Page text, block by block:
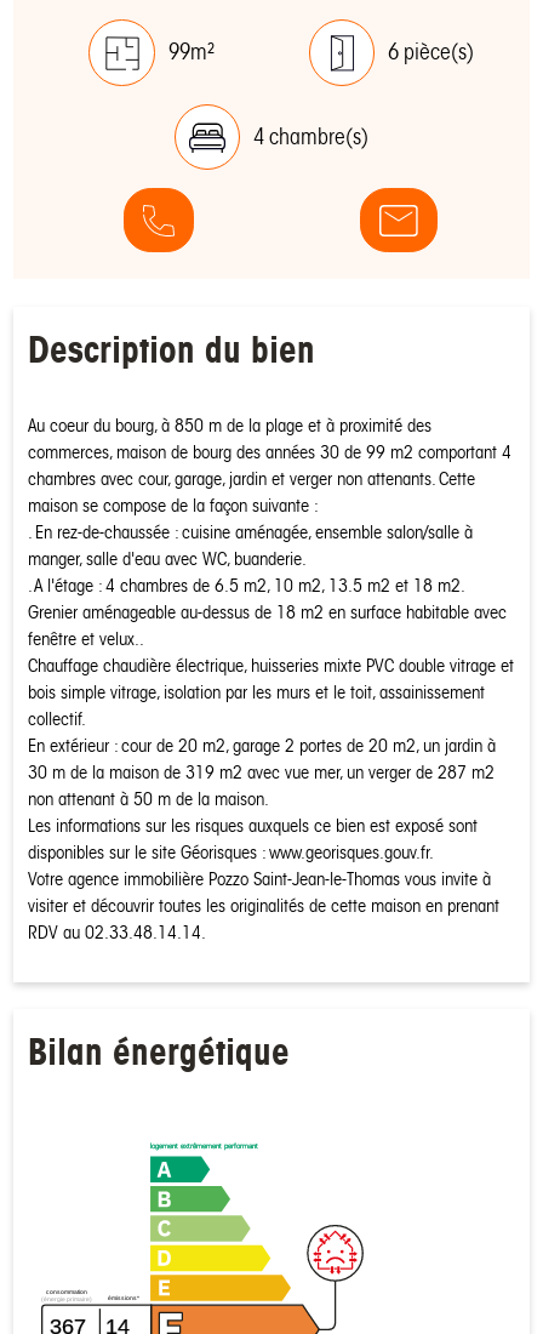
99m² 6 pièce(s)
4 chambre(s)
Description du bien
Au coeur du bourg, à 850 m de la plage et à proximité des
commerces, maison de bourg des années 30 de 99 m2 comportant 4
chambres avec cour, garage, jardin et verger non attenants. Cette
maison se compose de la façon suivante :
. En rez-de-chaussée : cuisine aménagée, ensemble salon/salle à
manger, salle d'eau avec WC, buanderie.
. A l'étage : 4 chambres de 6.5 m2, 10 m2, 13.5 m2 et 18 m2.
Grenier aménageable au-dessus de 18 m2 en surface habitable avec
fenêtre et velux..
Chauffage chaudière électrique, huisseries mixte PVC double vitrage et
bois simple vitrage, isolation par les murs et le toit, assainissement
collectif.
En extérieur : cour de 20 m2, garage 2 portes de 20 m2, un jardin à
30 m de la maison de 319 m2 avec vue mer, un verger de 287 m2
non attenant à 50 m de la maison.
Les informations sur les risques auxquels ce bien est exposé sont
disponibles sur le site Géorisques : www.georisques.gouv.fr.
Votre agence immobilière Pozzo Saint-Jean-le-Thomas vous invite à
visiter et découvrir toutes les originalités de cette maison en prenant
RDV au 02.33.48.14.14.
Bilan énergétique
logement extrêmement performant
consommation
(énergie primaire)
367
émissions*
14